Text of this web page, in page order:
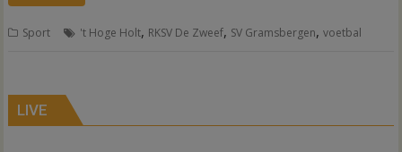
Sport 't Hoge Holt, RKSV De Zweef, SV Gramsbergen,voetbal
LIVE